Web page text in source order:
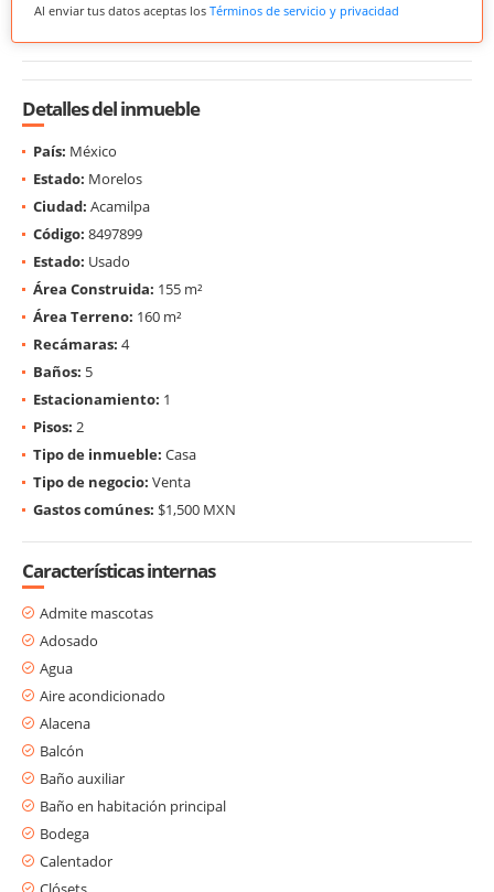
Al enviar tus datos aceptas los Términos de servicio y privacidad
Detalles del inmueble
País: México
Estado: Morelos
Ciudad: Acamilpa
Código: 8497899
Estado: Usado
Área Construida: 155 m²
Área Terreno: 160 m²
Recámaras: 4
Baños: 5
Estacionamiento: 1
Pisos: 2
Tipo de inmueble: Casa
Tipo de negocio: Venta
Gastos comúnes: $1,500 MXN
Características internas
Admite mascotas
Adosado
Agua
Aire acondicionado
Alacena
Balcón
Baño auxiliar
Baño en habitación principal
Bodega
Calentador